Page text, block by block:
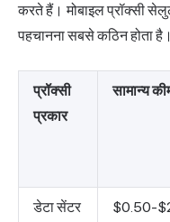
करते हैं। मोबाइल प्रॉक्सी
पहचानना सबसे कठिन होता है।
प्रॉक्सी
प्रकार
सामान्य
डेटा सेंटर
$0.50-